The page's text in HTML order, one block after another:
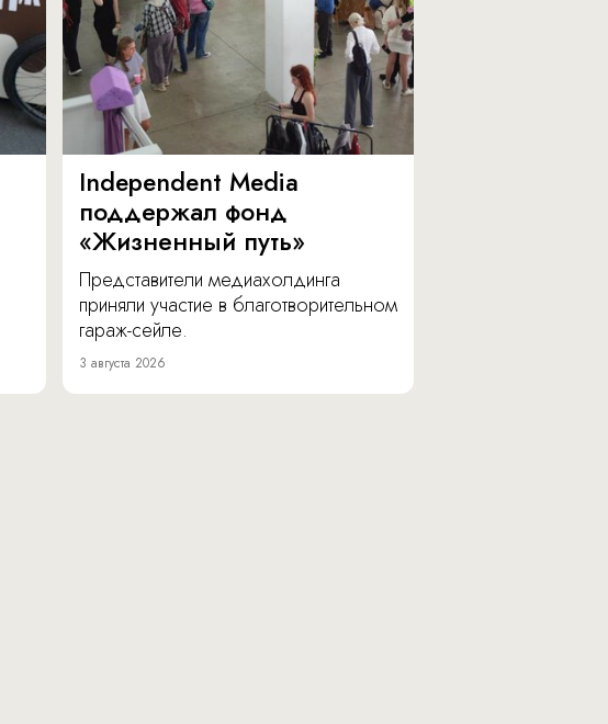
Independent Media
поддержал фонд
«Жизненный путь»
Представители медиахолдинга
приняли участие в благотворительном
гараж-сейле.
3 августа 2026